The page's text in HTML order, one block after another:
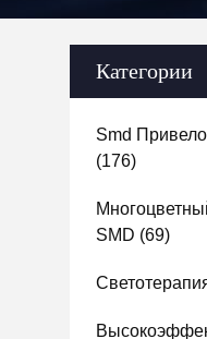
Категории
Smd
(176)
SMD (69)